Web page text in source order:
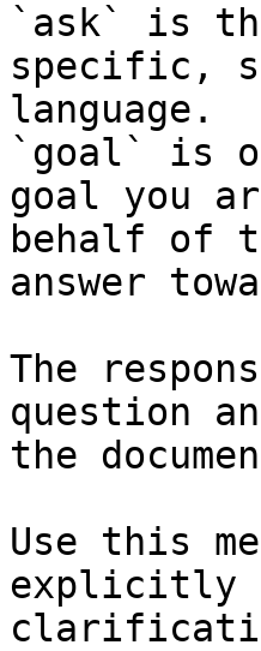
`ask` is
specific,
language.
`goal` is
goal you
behalf of
answer
The
question
the
Use this
explicitly